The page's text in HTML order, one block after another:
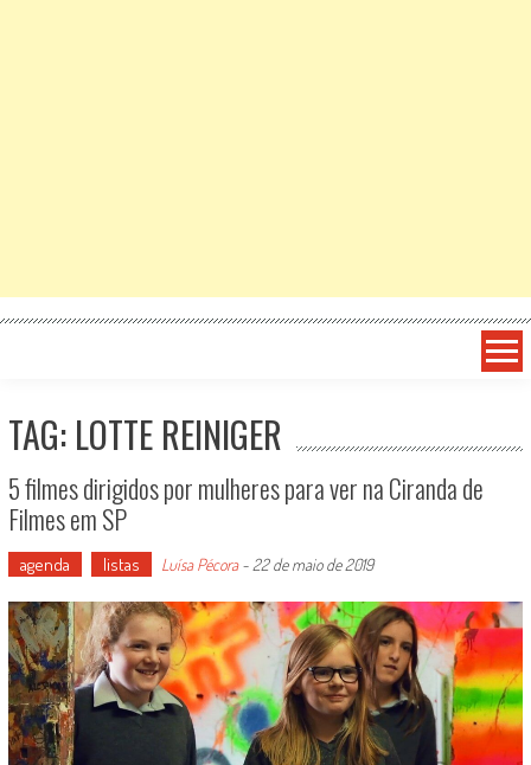
TAG: LOTTE REINIGER
5 filmes dirigidos por mulheres para ver na Ciranda de
Filmes em SP
agenda listas Luísa Pécora- 22 de maio de 2019